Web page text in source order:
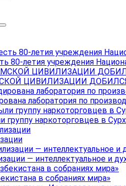
80-летия учреждения
ЦИВИЛИЗАЦИИ
лаборатория по
группу наркоторговцев в
— интеллектуальное и
в собраниях мира»